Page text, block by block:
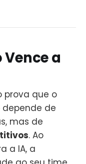
a
prova que o
de
mas de
. Ao
a IA, a